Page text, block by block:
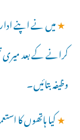
★میں نے اپنے
کرانے کے بعد میری
وظیفہ بتائیں۔
★کیا ہاتھوں کا